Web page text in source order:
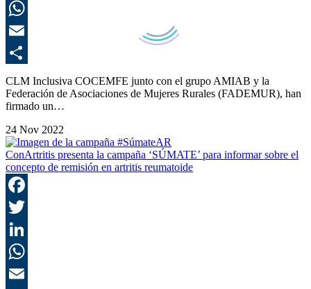
CLM Inclusiva COCEMFE junto con el grupo AMIAB y la
Federación de Asociaciones de Mujeres Rurales (FADEMUR), han
firmado un…
24 Nov 2022
ConArtritis presenta la campaña ‘SÚMATE’ para informar sobre el
concepto de remisión en artritis reumatoide